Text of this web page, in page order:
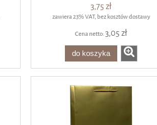
3,75 zł
zawiera 23% VAT, bez kosztów dostawy
Cena netto:3,05 zł
do koszyka